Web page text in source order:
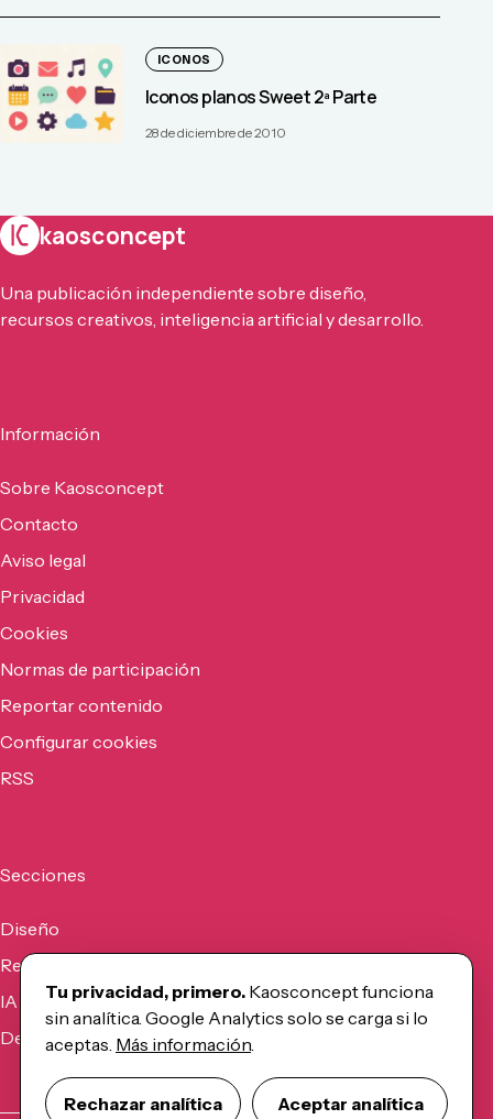
ICONOS
Iconos planos Sweet 2ª Parte
28 de diciembre de 2010
kaosconcept
Una publicación independiente sobre diseño,
recursos creativos, inteligencia artificial y desarrollo.
Información
Sobre Kaosconcept
Contacto
Aviso legal
Privacidad
Cookies
Normas de participación
Reportar contenido
Configurar cookies
RSS
Secciones
Diseño
Recursos
IA
Desarrollo
Tu privacidad, primero. Kaosconcept funciona
sin analítica. Google Analytics solo se carga si lo
aceptas. Más información.
Rechazar analítica Aceptar analítica